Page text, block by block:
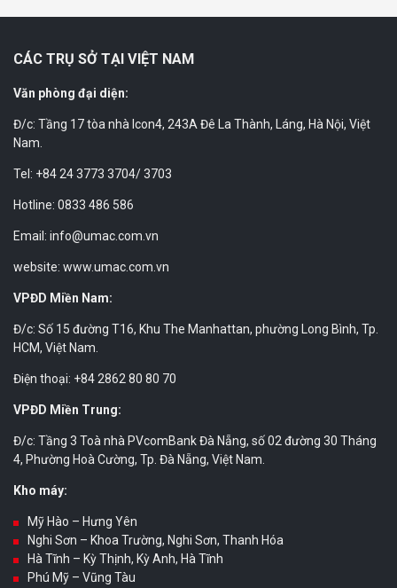
CÁC TRỤ SỞ TẠI VIỆT NAM
Văn phòng đại diện:
Đ/c: Tầng 17 tòa nhà Icon4, 243A Đê La Thành, Láng, Hà Nội, Việt
Nam.
Tel: +84 24 3773 3704/ 3703
Hotline: 0833 486 586
Email: info@umac.com.vn
website: www.umac.com.vn
VPĐD Miền Nam:
Đ/c: Số 15 đường T16, Khu The Manhattan, phường Long Bình, Tp.
HCM, Việt Nam.
Điện thoại: +84 2862 80 80 70
VPĐD Miền Trung:
Đ/c: Tầng 3 Toà nhà PVcomBank Đà Nẵng, số 02 đường 30 Tháng
4, Phường Hoà Cường, Tp. Đà Nẵng, Việt Nam.
Kho máy:
Mỹ Hào – Hưng Yên
Nghi Sơn – Khoa Trường, Nghi Sơn, Thanh Hóa
Hà Tĩnh – Kỳ Thịnh, Kỳ Anh, Hà Tĩnh
Phú Mỹ – Vũng Tàu